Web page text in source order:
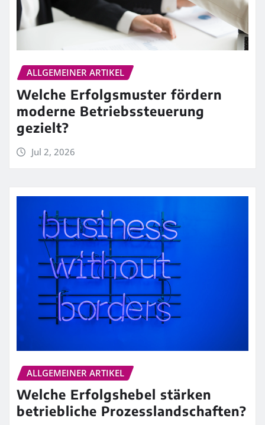
ALLGEMEINER ARTIKEL
Welche Erfolgsmuster fördern
moderne Betriebssteuerung
gezielt?
Jul 2, 2026
ALLGEMEINER ARTIKEL
Welche Erfolgshebel stärken
betriebliche Prozesslandschaften?